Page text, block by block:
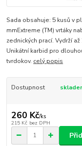
Sada obsahuje: 5 kusů v
mmExtreme (TM) vrtáky
zednických prací. Vydrží
Unikátní karbid pro
tvrdokov. celý popis
Dostupnost
260 Kč/ks
215 Kč bez DPH